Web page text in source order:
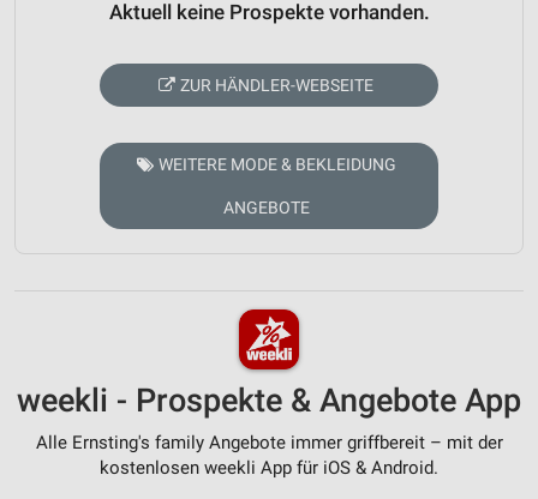
Aktuell keine Prospekte vorhanden.
ZUR HÄNDLER-WEBSEITE
WEITERE MODE & BEKLEIDUNG
ANGEBOTE
weekli - Prospekte & Angebote App
Alle Ernsting's family Angebote immer griffbereit – mit der
kostenlosen weekli App für iOS & Android.